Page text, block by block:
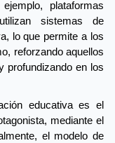
plataformas
sistemas de
lo que permite a los
reforzando aquellos
profundizando en los
educativa es el
mediante el
el modelo de